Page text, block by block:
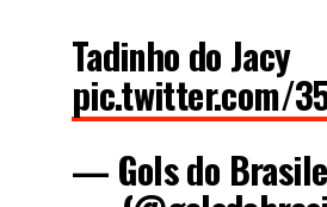
Tadinho do Jacy
pic.twitter.com/
— Gols do